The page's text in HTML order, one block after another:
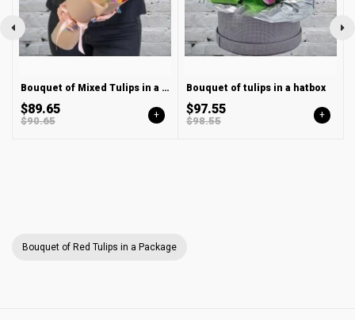
Bouquet of Mixed Tulips in a Package
$89.65
$90.65 +
Bouquet of tulips in a hatbox
$97.55
$98.55 +
Bouquet of Red Tulips in a Package